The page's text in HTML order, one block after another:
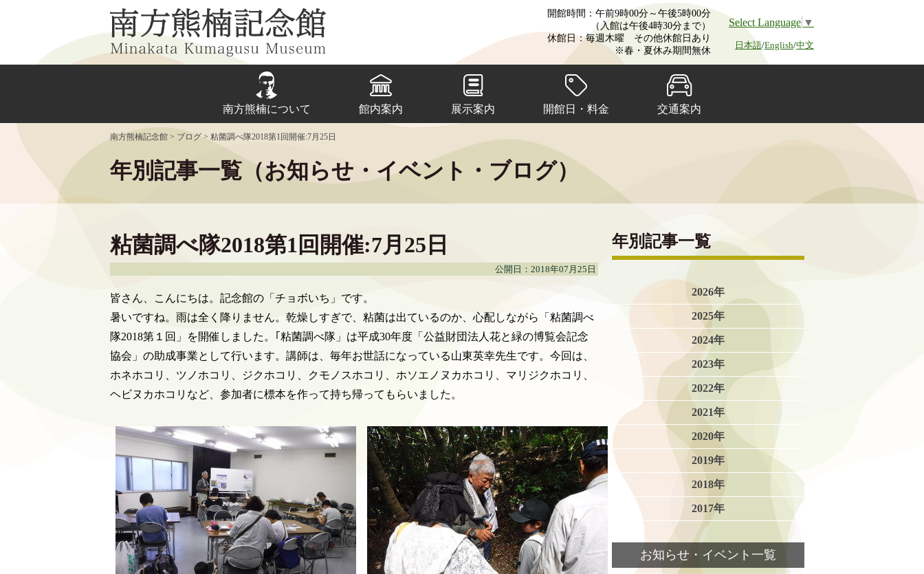
開館時間：午前9時00分～午後5時00分
（入館は午後4時30分まで）
休館日：毎週木曜 その他休館日あり
※春・夏休み期間無休
Select Language ▼
日本語/English/中文
南方熊楠について 館内案内 展示案内 開館日・料金 交通案内
南方熊楠記念館 > ブログ > 粘菌調べ隊2018第1回開催:7月25日
年別記事一覧（お知らせ・イベント・ブログ）
粘菌調べ隊2018第1回開催:7月25日
公開日：2018年07月25日
皆さん、こんにちは。記念館の「チョボいち」です。
暑いですね。雨は全く降りません。乾燥しすぎで、粘菌は出ているのか、心配しながら「粘菌調べ
隊2018第１回」を開催しました。｢粘菌調べ隊」は平成30年度「公益財団法人花と緑の博覧会記念
協会」の助成事業として行います。講師は、毎年お世話になっている山東英幸先生です。今回は、
ホネホコリ、ツノホコリ、ジクホコリ、クモノスホコリ、ホソエノヌカホコリ、マリジクホコリ、
ヘビヌカホコリなど、参加者に標本を作って持ち帰ってもらいました。
年別記事一覧
2026年
2025年
2024年
2023年
2022年
2021年
2020年
2019年
2018年
2017年
お知らせ・イベント一覧